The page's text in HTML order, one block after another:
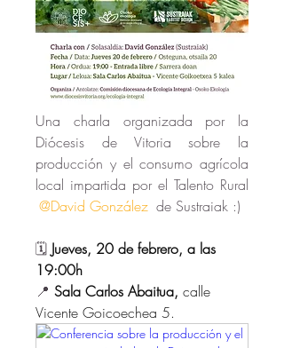
Una charla organizada por la
Diócesis de Vitoria sobre la
producción y el consumo agrícola
local impartida por el Talento Rural
@David González de Sustraiak :)
🗓️ Jueves, 20 de febrero, a las
19:00h
📍 Sala Carlos Abaitua, calle
Vicente Goicoechea 5.